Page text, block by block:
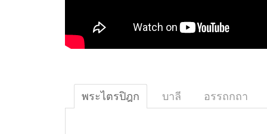
พระไตรปิฎก บาลี อรรถกถา